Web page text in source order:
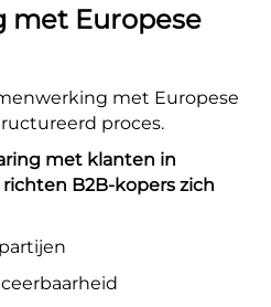
met Europese
met Europese
proces.
met klanten in
B2B-kopers zich